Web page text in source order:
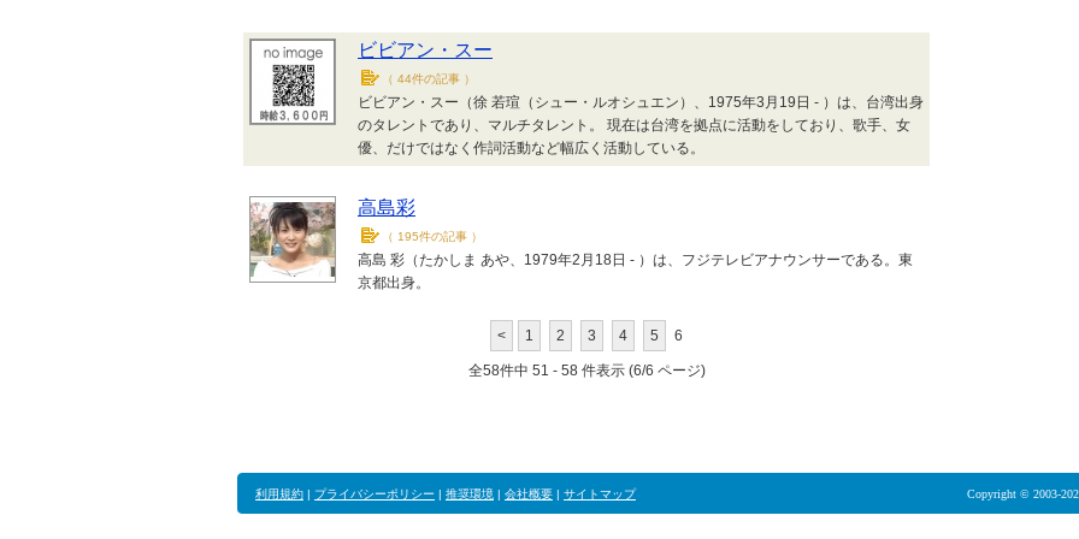
ビビアン・スー
（ 44件の記事 ）
ビビアン・スー（徐 若瑄（シュー・ルオシュエン）、1975年3月19日 - ）は、台湾出身
のタレントであり、マルチタレント。 現在は台湾を拠点に活動をしており、歌手、女
優、だけではなく作詞活動など幅広く活動している。
高島彩
（ 195件の記事 ）
高島 彩（たかしま あや、1979年2月18日 - ）は、フジテレビアナウンサーである。東
京都出身。
< 1 2 3 4 5 6
全58件中 51 - 58 件表示 (6/6 ページ)
利用規約 | プライバシーポリシー | 推奨環境 | 会社概要 | サイトマップ Copyright © 2003-